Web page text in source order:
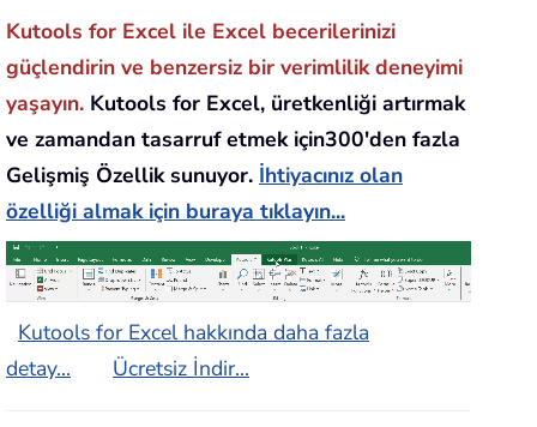
Kutools for Excel ile Excel becerilerinizi
güçlendirin ve benzersiz bir verimlilik deneyimi
yaşayın. Kutools for Excel, üretkenliği artırmak
ve zamandan tasarruf etmek için300'den fazla
Gelişmiş Özellik sunuyor. İhtiyacınız olan
özelliği almak için buraya tıklayın...
Kutools for Excel hakkında daha fazla
detay...
Ücretsiz İndir...